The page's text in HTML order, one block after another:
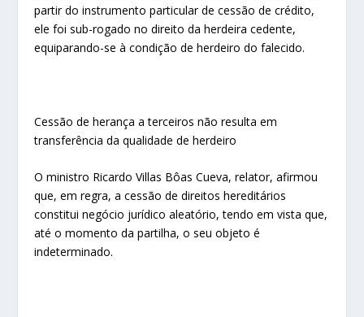
partir do instrumento particular de cessão de crédito,
ele foi sub-rogado no direito da herdeira cedente,
equiparando-se à condição de herdeiro do falecido.
Cessão de herança a terceiros não resulta em
transferência da qualidade de herdeiro
O ministro Ricardo Villas Bôas Cueva, relator, afirmou
que, em regra, a cessão de direitos hereditários
constitui negócio jurídico aleatório, tendo em vista que,
até o momento da partilha, o seu objeto é
indeterminado.